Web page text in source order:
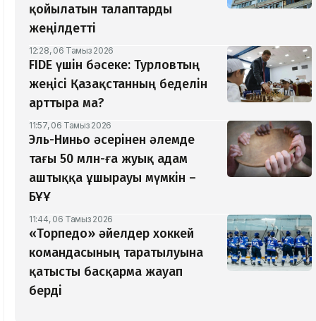
қойылатын талаптарды
жеңілдетті
12:28, 06 Тамыз 2026
​FIDE үшін бәсеке: Турловтың
жеңісі Қазақстанның беделін
арттыра ма?
11:57, 06 Тамыз 2026
Эль-Ниньо әсерінен әлемде
тағы 50 млн-ға жуық адам
аштыққа ұшырауы мүмкін –
БҰҰ
11:44, 06 Тамыз 2026
«Торпедо» әйелдер хоккей
командасының таратылуына
қатысты басқарма жауап
берді